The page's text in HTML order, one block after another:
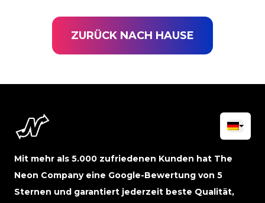
ZURÜCK NACH HAUSE
Mit mehr als 5.000 zufriedenen Kunden hat The
Neon Company eine Google-Bewertung von 5
Sternen und garantiert jederzeit beste Qualität,